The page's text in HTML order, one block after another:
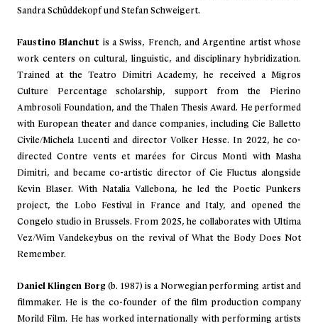
Sandra Schüddekopf und Stefan Schweigert.
Faustino Blanchut is a Swiss, French, and Argentine artist whose
work centers on cultural, linguistic, and disciplinary hybridization.
Trained at the Teatro Dimitri Academy, he received a Migros
Culture Percentage scholarship, support from the Pierino
Ambrosoli Foundation, and the Thalen Thesis Award. He performed
with European theater and dance companies, including Cie Balletto
Civile/Michela Lucenti and director Volker Hesse. In 2022, he co-
directed Contre vents et marées for Circus Monti with Masha
Dimitri, and became co-artistic director of Cie Fluctus alongside
Kevin Blaser. With Natalia Vallebona, he led the Poetic Punkers
project, the Lobo Festival in France and Italy, and opened the
Congelo studio in Brussels. From 2025, he collaborates with Ultima
Vez/Wim Vandekeybus on the revival of What the Body Does Not
Remember.
Daniel Klingen Borg (b. 1987) is a Norwegian performing artist and
filmmaker. He is the co-founder of the film production company
Morild Film. He has worked internationally with performing artists